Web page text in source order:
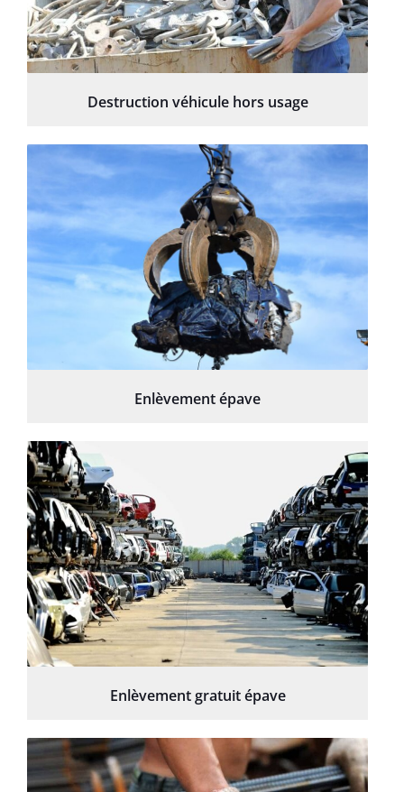
Destruction véhicule hors usage
Enlèvement épave
Enlèvement gratuit épave